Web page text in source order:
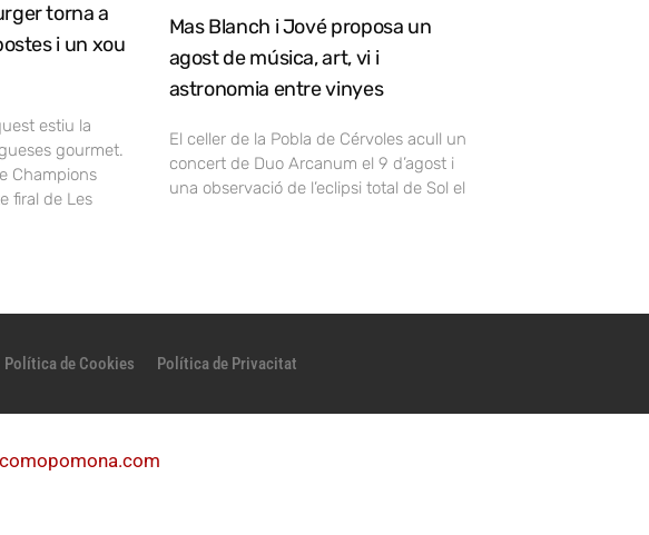
torna a
i un xou
estiu la
gourmet.
Champions
firal de Les
Mas Blanch i Jové proposa un
agost de música, art, vi i
astronomia entre vinyes
El celler de la Pobla de Cérvoles acull un
concert de Duo Arcanum el 9 d’agost i
una observació de l’eclipsi total de Sol el
Política de Cookies Política de Privacitat